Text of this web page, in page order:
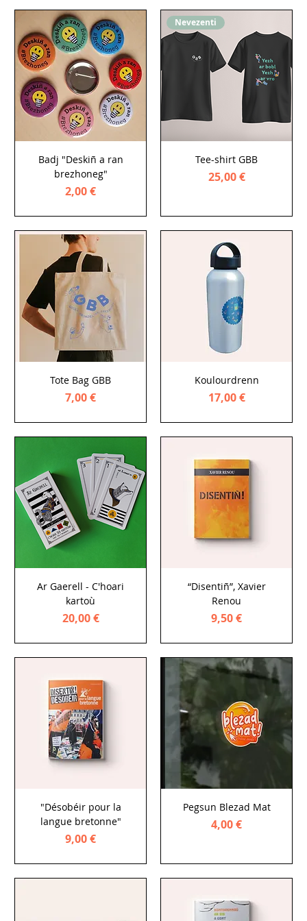
Badj "Deskiñ a ran
brezhoneg"
Price
2,00 €
Nevezenti
Tee-shirt GBB
Price
25,00 €
Tote Bag GBB
Price
7,00 €
Koulourdrenn
Price
17,00 €
Ar Gaerell - C'hoari
kartoù
Price
20,00 €
“Disentiñ”, Xavier
Renou
Price
9,50 €
"Désobéir pour la
langue bretonne"
Price
9,00 €
Pegsun Blezad Mat
Price
4,00 €